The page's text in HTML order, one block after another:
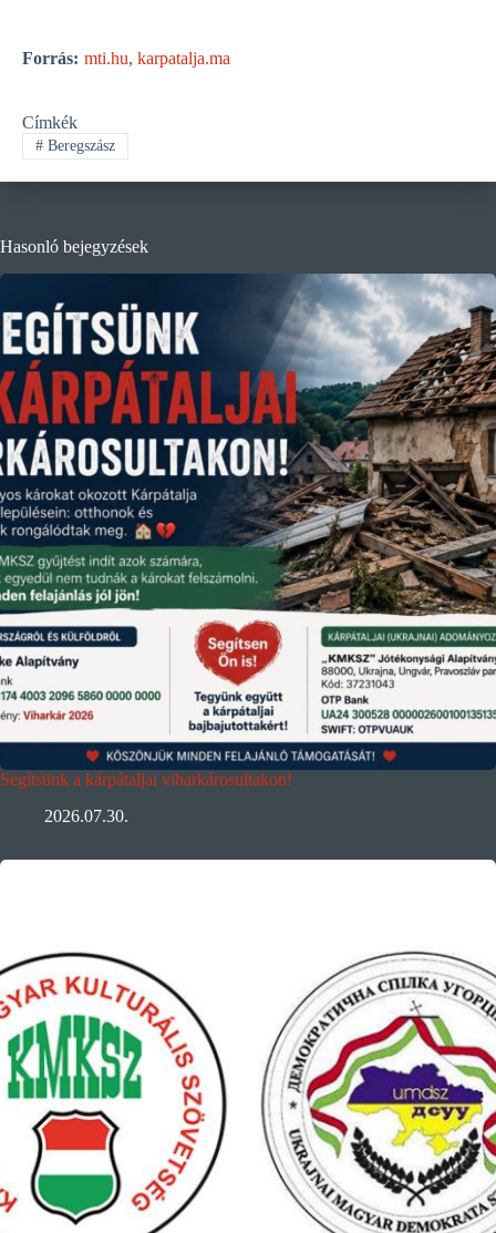
Forrás: mti.hu, karpatalja.ma
Címkék
#Beregszász
Hasonló bejegyzések
Segítsünk a kárpátaljai viharkárosultakon!
2026.07.30.